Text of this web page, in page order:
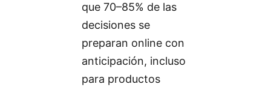
que 70–85% de las
decisiones se
preparan online con
anticipación, incluso
para productos